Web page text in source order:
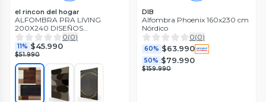
el rincon del hogar
ALFOMBRA PRA LIVING
200X240 DISEÑOS
MODERNOS, ELEGANTES,
DECORATIVO WYM
0(0)
11% $45.990
$51.990
DIB
Alfombra Phoenix 160x230 cm
Nórdico
0(0)
60% $63.990
50% $79.990
$159.990